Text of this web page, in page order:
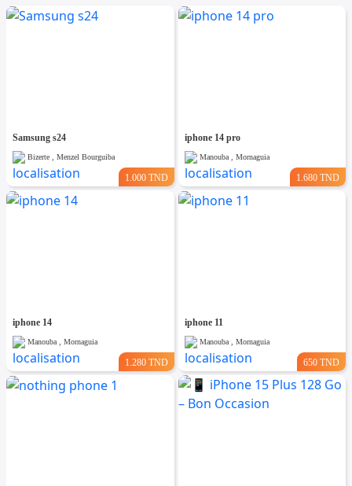
Samsung s24
Bizerte , Menzel Bourguiba
1.000 TND
iphone 14 pro
Manouba , Mornaguia
1.680 TND
iphone 14
Manouba , Mornaguia
1.280 TND
iphone 11
Manouba , Mornaguia
650 TND